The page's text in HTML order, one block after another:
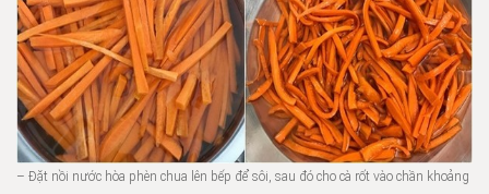
– Đặt nồi nước hòa phèn chua lên bếp để sôi, sau đó cho cà rốt vào chần khoảng